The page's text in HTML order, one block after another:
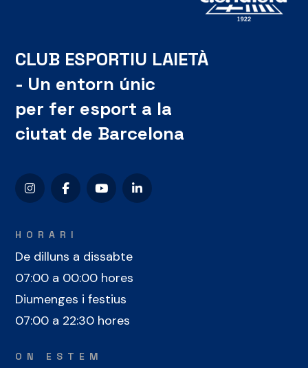
CLUB ESPORTIU LAIETÀ
- Un entorn únic
per fer esport a la
ciutat de Barcelona
HORARI
De dilluns a dissabte
07:00 a 00:00 hores
Diumenges i festius
07:00 a 22:30 hores
ON ESTEM